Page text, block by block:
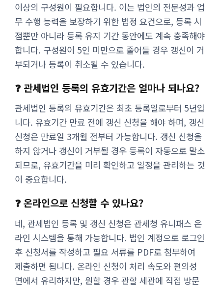
이상의 구성원이 필요합니다. 이는 법인의 전문성과 업
무 수행 능력을 보장하기 위한 법정 요건으로, 등록 시
점뿐만 아니라 등록 유지 기간 동안에도 계속 충족해야
합니다. 구성원이 5인 미만으로 줄어들 경우 갱신이 거
부되거나 등록이 취소될 수 있습니다.
❓ 관세법인 등록의 유효기간은 얼마나 되나요?
관세법인 등록의 유효기간은 최초 등록일로부터 5년입
니다. 유효기간 만료 전에 갱신 신청을 해야 하며, 갱신
신청은 만료일 3개월 전부터 가능합니다. 갱신 신청을
하지 않거나 갱신이 거부될 경우 등록이 자동으로 말소
되므로, 유효기간을 미리 확인하고 일정을 관리하는 것
이 중요합니다.
❓ 온라인으로 신청할 수 있나요?
네, 관세법인 등록 및 갱신 신청은 관세청 유니패스 온
라인 시스템을 통해 가능합니다. 법인 계정으로 로그인
후 신청서를 작성하고 필요 서류를 PDF로 첨부하여
제출하면 됩니다. 온라인 신청이 처리 속도와 편의성
면에서 유리하지만, 원할 경우 관할 세관에 직접 방문